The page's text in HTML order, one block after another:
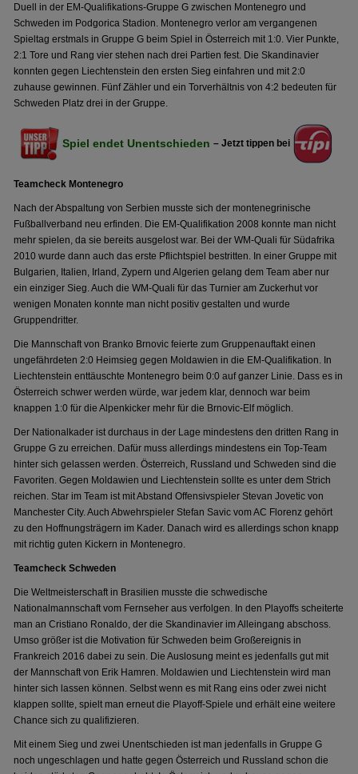
Duell in der EM-Qualifikations-Gruppe G zwischen Montenegro und
Schweden im Podgorica Stadion. Montenegro verlor am vergangenen
Spieltag erstmals in Gruppe G beim Spiel in Österreich mit 1:0. Vier Punkte,
2:1 Tore und Rang vier stehen nach drei Partien fest. Die Skandinavier
konnten gegen Liechtenstein den ersten Sieg einfahren und mit 2:0
zuhause gewinnen. Fünf Zähler und ein Torverhältnis von 4:2 bedeuten für
Schweden Platz drei in der Gruppe.
Spiel endet Unentschieden – Jetzt tippen bei
Teamcheck Montenegro
Nach der Abspaltung von Serbien musste sich der montenegrinische
Fußballverband neu erfinden. Die EM-Qualifikation 2008 konnte man nicht
mehr spielen, da sie bereits ausgelost war. Bei der WM-Quali für Südafrika
2010 wurde dann auch das erste Pflichtspiel bestritten. In einer Gruppe mit
Bulgarien, Italien, Irland, Zypern und Algerien gelang dem Team aber nur
ein einziger Sieg. Auch die WM-Quali für das Turnier am Zuckerhut vor
wenigen Monaten konnte man nicht positiv gestalten und wurde
Gruppendritter.
Die Mannschaft von Branko Brnovic feierte zum Gruppenauftakt einen
ungefährdeten 2:0 Heimsieg gegen Moldawien in die EM-Qualifikation. In
Liechtenstein enttäuschte Montenegro beim 0:0 auf ganzer Linie. Dass es in
Österreich schwer werden würde, war jedem klar, dennoch war beim
knappen 1:0 für die Alpenkicker mehr für die Brnovic-Elf möglich.
Der Nationalkader ist durchaus in der Lage mindestens den dritten Rang in
Gruppe G zu erreichen. Dafür muss allerdings mindestens ein Top-Team
hinter sich gelassen werden. Österreich, Russland und Schweden sind die
Favoriten. Gegen Moldawien und Liechtenstein sollte es unter dem Strich
reichen. Star im Team ist mit Abstand Offensivspieler Stevan Jovetic von
Manchester City. Auch Abwehrspieler Stefan Savic vom AC Florenz gehört
zu den Hoffnungsträgern im Kader. Danach wird es allerdings schon knapp
mit richtig guten Kickern in Montenegro.
Teamcheck Schweden
Die Weltmeisterschaft in Brasilien musste die schwedische
Nationalmannschaft vom Fernseher aus verfolgen. In den Playoffs scheiterte
man an Cristiano Ronaldo, der die Skandinavier im Alleingang abschoss.
Umso größer ist die Motivation für Schweden beim Großereignis in
Frankreich 2016 dabei zu sein. Die Auslosung meint es jedenfalls gut mit
der Mannschaft von Erik Hamren. Moldawien und Liechtenstein wird man
hinter sich lassen können. Selbst wenn es mit Rang eins oder zwei nicht
klappen sollte, spielt man erneut die Playoff-Spiele und erhält eine weitere
Chance sich zu qualifizieren.
Mit einem Sieg und zwei Unentschieden ist man jedenfalls in Gruppe G
noch ungeschlagen und hatte gegen Österreich und Russland schon die